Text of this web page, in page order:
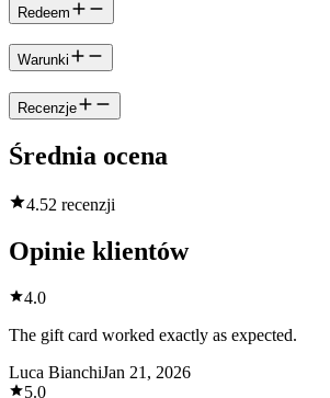
Redeem
Warunki
Recenzje
Średnia ocena
4.52 recenzji
Opinie klientów
4.0
The gift card worked exactly as expected.
Luca BianchiJan 21, 2026
5.0